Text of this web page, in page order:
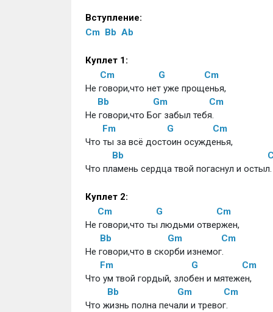
Вступление:
Cm Bb Ab
Куплет 1:
Cm
G
Cm
Не говори,что нет уже прощенья,
Bb
Gm
Cm
Не говори,что Бог забыл тебя.
Fm
G
Cm
Что ты за всё достоин осужденья,
Bb
Что пламень сердца твой погаснул и остыл.
Куплет 2:
Cm
G
Cm
Не говори,что ты людьми отвержен,
Bb
Gm
Cm
Не говори,что в скорби изнемог.
Fm
G
Cm
Что ум твой гордый, злобен и мятежен,
Bb
Gm
Cm
Что жизнь полна печали и тревог.